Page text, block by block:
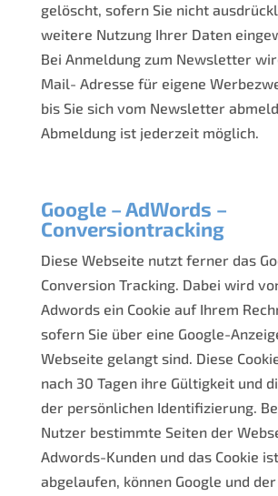
gelöscht, sofern Sie nicht
weitere Nutzung Ihrer Daten
Bei Anmeldung zum Newsletter
Mail- Adresse für eigene
bis Sie sich vom Newsletter
Abmeldung ist jederzeit möglich.
Google – AdWords –
Conversiontracking
Diese Webseite nutzt ferner das
Conversion Tracking. Dabei wird
Adwords ein Cookie auf Ihrem
sofern Sie über eine Google-
Webseite gelangt sind. Diese
nach 30 Tagen ihre Gültigkeit und
der persönlichen Identifizierung.
Nutzer bestimmte Seiten der
Adwords-Kunden und das Cookie
abgelaufen, können Google und